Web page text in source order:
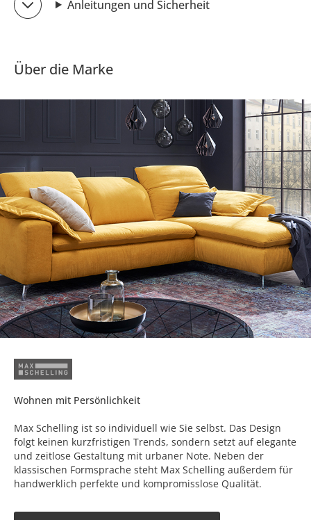
Anleitungen und Sicherheit
Über die Marke
Wohnen mit Persönlichkeit
Max Schelling ist so individuell wie Sie selbst. Das Design
folgt keinen kurzfristigen Trends, sondern setzt auf elegante
und zeitlose Gestaltung mit urbaner Note. Neben der
klassischen Formsprache steht Max Schelling außerdem für
handwerklich perfekte und kompromisslose Qualität.